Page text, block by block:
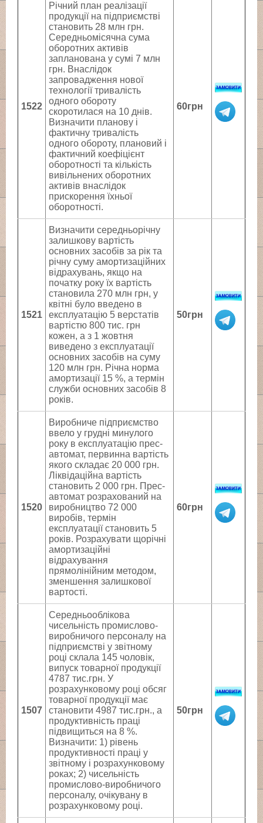
1522
Річний план реалізації
продукції на підприємстві
становить 28 млн грн.
Середньомісячна сума
оборотних активів
запланована у сумі 7 млн
грн. Внаслідок
запровадження нової
технології тривалість
одного обороту
скоротилася на 10 днів.
Визначити планову і
фактичну тривалість
одного обороту, плановий і
фактичний коефіцієнт
оборотності та кількість
вивільнених оборотних
активів внаслідок
прискорення їхньої
оборотності.
60грн
1521
Визначити середньорічну
залишкову вартість
основних засобів за рік та
річну суму амортизаційних
відрахувань, якщо на
початку року їх вартість
становила 270 млн грн, у
квітні було введено в
експлуатацію 5 верстатів
вартістю 800 тис. грн
кожен, а з 1 жовтня
виведено з експлуатації
основних засобів на суму
120 млн грн. Річна норма
амортизації 15 %, а термін
служби основних засобів 8
років.
50грн
1520
Виробниче підприємство
ввело у грудні минулого
року в експлуатацію прес-
автомат, первинна вартість
якого складає 20 000 грн.
Ліквідаційна вартість
становить 2 000 грн. Прес-
автомат розрахований на
виробництво 72 000
виробів, термін
експлуатації становить 5
років. Розрахувати щорічні
амортизаційні
відрахування
прямолінійним методом,
зменшення залишкової
вартості.
60грн
1507
Середньооблікова
чисельність промислово-
виробничого персоналу на
підприємстві у звітному
році склала 145 чоловік,
випуск товарної продукції
4787 тис.грн. У
розрахунковому році обсяг
товарної продукції має
становити 4987 тис.грн., а
продуктивність праці
підвищиться на 8 %.
Визначити: 1) рівень
продуктивності праці у
звітному і розрахунковому
роках; 2) чисельність
промислово-виробничого
персоналу, очікувану в
розрахунковому році.
50грн